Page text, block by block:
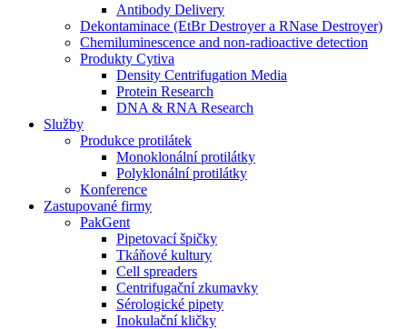
Antibody Delivery
Dekontaminace (EtBr Destroyer a RNase Destroyer)
Chemiluminescence and non-radioactive detection
Produkty Cytiva
Density Centrifugation Media
Protein Research
DNA & RNA Research
Služby
Produkce protilátek
Monoklonální protilátky
Polyklonální protilátky
Konference
Zastupované firmy
PakGent
Pipetovací špičky
Tkáňové kultury
Cell spreaders
Centrifugační zkumavky
Sérologické pipety
Inokulační kličky